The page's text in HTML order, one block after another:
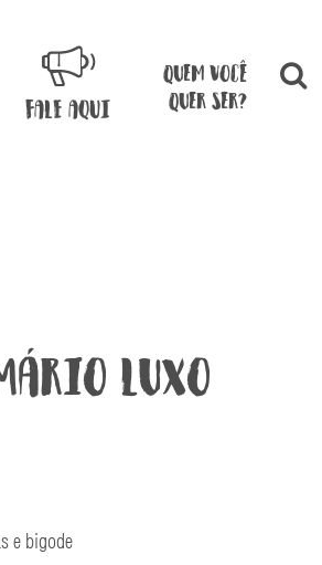
FALE AQUI
quem você
quer ser?
Luxo
e bigode